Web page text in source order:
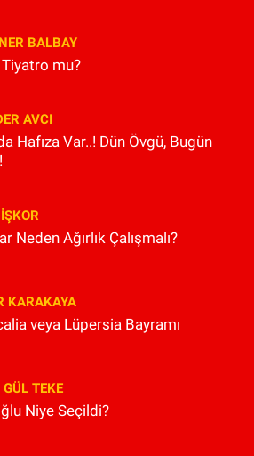
BALBAY
mu?
AVCI
Hafıza Var..! Dün Övgü, Bugün
Neden Ağırlık Çalışmalı?
KARAKAYA
veya Lüpersia Bayramı
TEKE
Niye Seçildi?